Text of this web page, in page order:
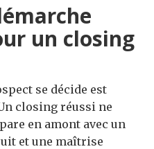
un closing
se décide est
closing réussi ne
en amont avec un
et une maîtrise